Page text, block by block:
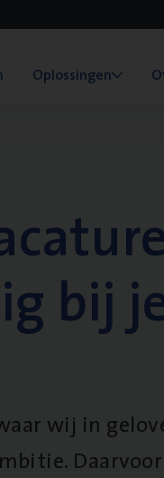
Oplossingen
bij
wij in